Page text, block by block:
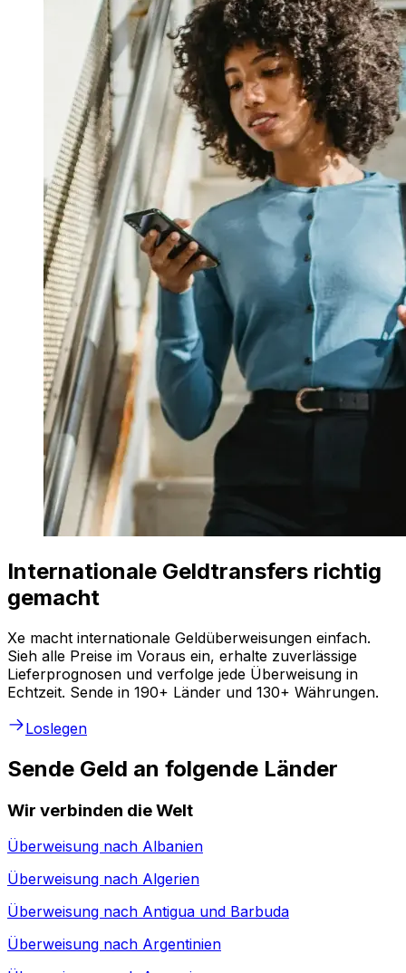
Internationale Geldtransfers richtig
gemacht
Xe macht internationale Geldüberweisungen einfach.
Sieh alle Preise im Voraus ein, erhalte zuverlässige
Lieferprognosen und verfolge jede Überweisung in
Echtzeit. Sende in 190+ Länder und 130+ Währungen.
Loslegen
Sende Geld an folgende Länder
Wir verbinden die Welt
Überweisung nach Albanien
Überweisung nach Algerien
Überweisung nach Antigua und Barbuda
Überweisung nach Argentinien